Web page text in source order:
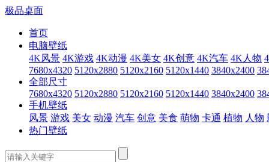
极品桌面
首页
电脑壁纸
4K风景 4K游戏 4K动漫 4K美女 4K创意 4K汽车 4K人物
7680x4320 5120x2880 5120x2160 5120x1440 3840x2400
全部尺寸
7680x4320 5120x2880 5120x2160 5120x1440 3840x2400
手机壁纸
风景 游戏 美女 动漫 汽车 创意 美食 萌物 卡通 植物 人物
热门壁纸